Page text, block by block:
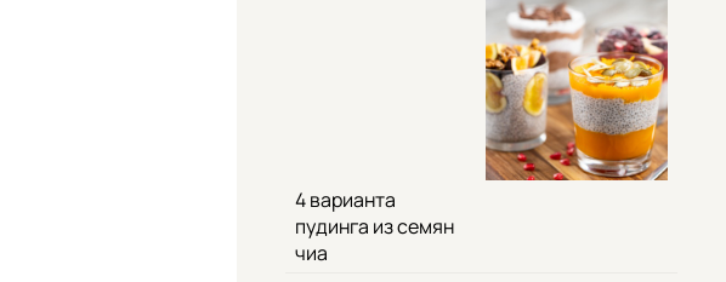
4 варианта
пудинга из семян
чиа